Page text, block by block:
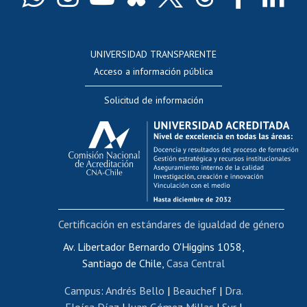
Docentes
Evaluación docente
Calificación académica
Postulación al AUCAI
Funcionarias/os
Cursos internos de capacitación
Bienestar del personal
Portal de movilidad interna
Certificado de renta
Certificado de renta honorarios
Editar páginas blancas
UNIVERSIDAD TRANSPARENTE
Acceso a información pública
Solicitud de información
Av. Libertador Bernardo O'Higgins 1058,
Santiago de Chile, Casa Central
Campus: Andrés Bello | Beauchef| Dra.
Certificación en estándares de igualdad de género